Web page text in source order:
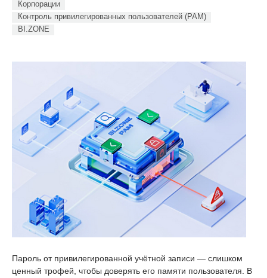
Корпорации
Контроль привилегированных пользователей (PAM)
BI.ZONE
Пароль от привилегированной учётной записи — слишком
ценный трофей, чтобы доверять его памяти пользователя. В